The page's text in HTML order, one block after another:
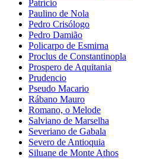
Patrício
Paulino de Nola
Pedro Crisólogo
Pedro Damião
Policarpo de Esmirna
Proclus de Constantinopla
Prospero de Aquitania
Prudencio
Pseudo Macario
Rábano Mauro
Romano, o Melode
Salviano de Marselha
Severiano de Gabala
Severo de Antioquia
Siluane de Monte Athos